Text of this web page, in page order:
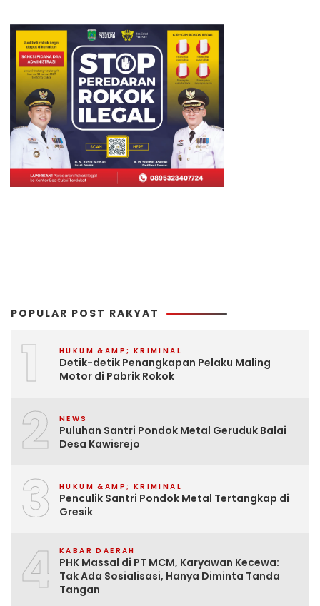
POPULAR POST RAKYAT
1 HUKUM &AMP; KRIMINAL
Detik-detik Penangkapan Pelaku Maling
Motor di Pabrik Rokok
2 NEWS
Puluhan Santri Pondok Metal Geruduk Balai
Desa Kawisrejo
3 HUKUM &AMP; KRIMINAL
Penculik Santri Pondok Metal Tertangkap di
Gresik
4 KABAR DAERAH
PHK Massal di PT MCM, Karyawan Kecewa:
Tak Ada Sosialisasi, Hanya Diminta Tanda
Tangan